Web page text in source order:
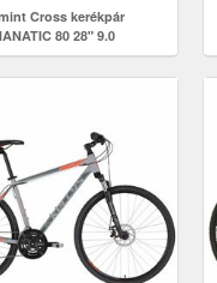
Cross kerékpár
80 28" 9.0